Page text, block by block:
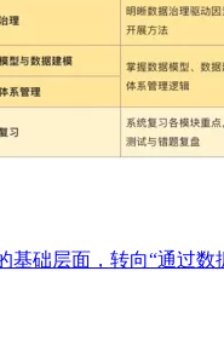
基础层面，转向“通过